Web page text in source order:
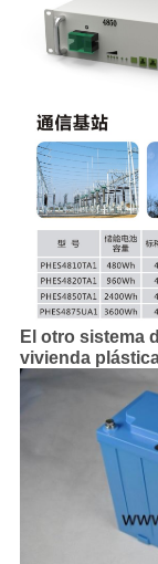
El otro sistema
vivienda